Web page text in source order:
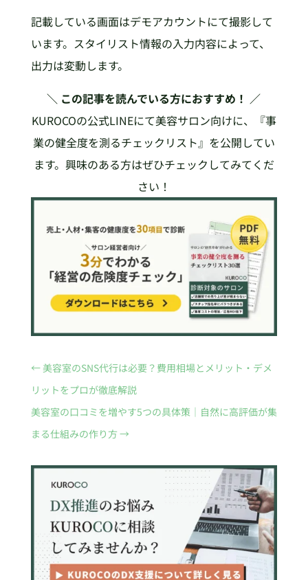
記載している画面はデモアカウントにて撮影して
います。スタイリスト情報の入力内容によって、
出力は変動します。
＼ この記事を読んでいる方におすすめ！ ／
KUROCOの公式LINEにて美容サロン向けに、『事
業の健全度を測るチェックリスト』を公開してい
ます。興味のある方はぜひチェックしてみてくだ
さい！
← 美容室のSNS代行は必要？費用相場とメリット・デメ
リットをプロが徹底解説
美容室の口コミを増やす5つの具体策｜自然に高評価が集
まる仕組みの作り方 →